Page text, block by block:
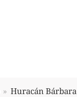
Huracán Bárbara